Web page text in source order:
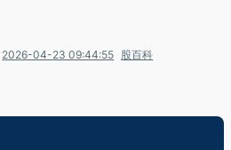
2026-04-23 09:44:55 股百科